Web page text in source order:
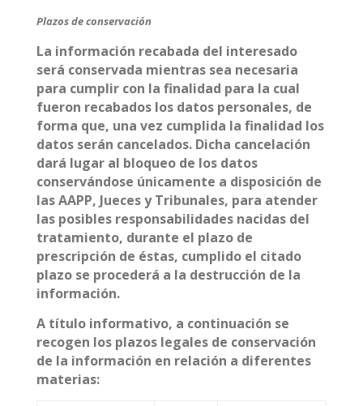
Plazos de conservación
La información recabada del interesado
será conservada mientras sea necesaria
para cumplir con la finalidad para la cual
fueron recabados los datos personales, de
forma que, una vez cumplida la finalidad los
datos serán cancelados. Dicha cancelación
dará lugar al bloqueo de los datos
conservándose únicamente a disposición de
las AAPP, Jueces y Tribunales, para atender
las posibles responsabilidades nacidas del
tratamiento, durante el plazo de
prescripción de éstas, cumplido el citado
plazo se procederá a la destrucción de la
información.
A título informativo, a continuación se
recogen los plazos legales de conservación
de la información en relación a diferentes
materias: